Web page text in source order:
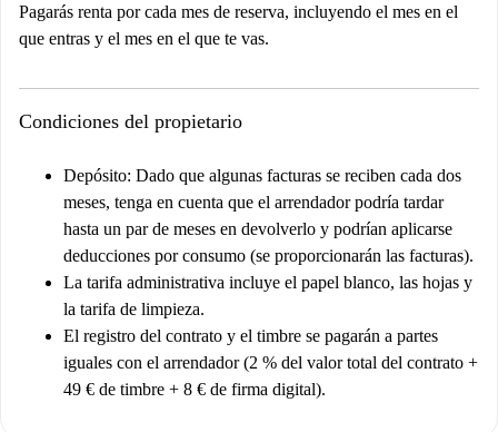
Pagarás renta por cada mes de reserva, incluyendo el mes en el
que entras y el mes en el que te vas.
Condiciones del propietario
Depósito: Dado que algunas facturas se reciben cada dos
meses, tenga en cuenta que el arrendador podría tardar
hasta un par de meses en devolverlo y podrían aplicarse
deducciones por consumo (se proporcionarán las facturas).
La tarifa administrativa incluye el papel blanco, las hojas y
la tarifa de limpieza.
El registro del contrato y el timbre se pagarán a partes
iguales con el arrendador (2 % del valor total del contrato +
49 € de timbre + 8 € de firma digital).